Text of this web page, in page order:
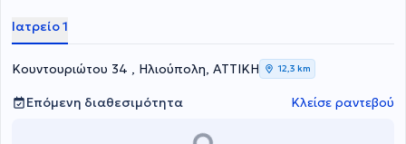
Ιατρείο 1
Κουντουριώτου 34 , Ηλιούπολη, ΑΤΤΙΚΗ 12,3 km
Επόμενη διαθεσιμότητα Κλείσε ραντεβού